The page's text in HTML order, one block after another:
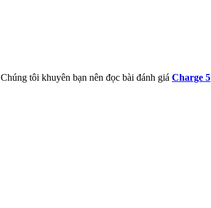
tôi khuyên bạn nên đọc bài đánh giá Charge 5